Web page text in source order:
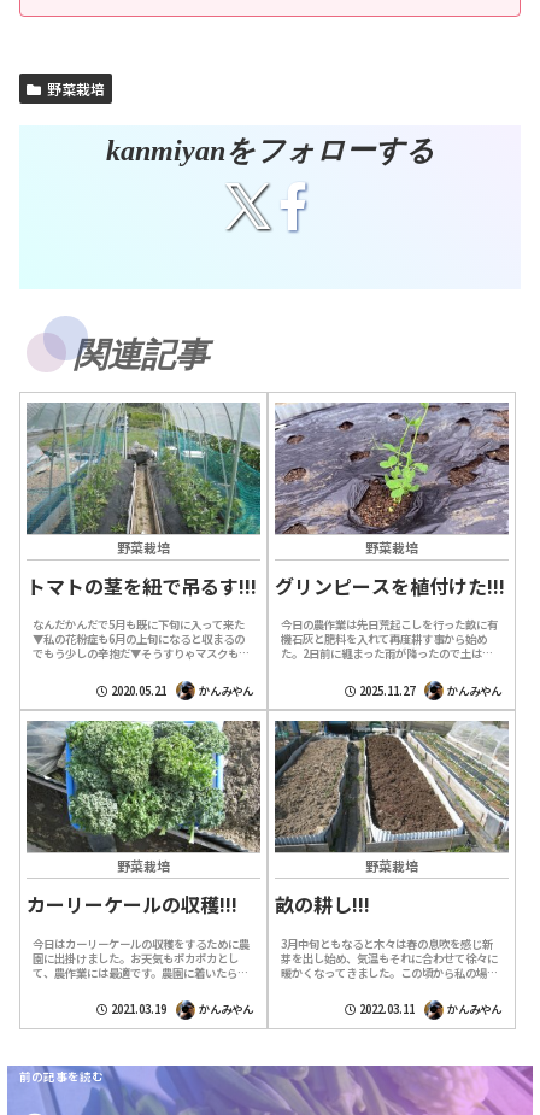
野菜栽培
kanmiyanをフォローする
関連記事
野菜栽培
トマトの茎を紐で吊るす!!!
なんだかんだで5月も既に下旬に入って来た
▼私の花粉症も6月の上旬になると収まるの
でもう少しの辛抱だ▼そうすりゃマスクも要
なる事から解放されて凄く楽になる▼夏に
2020.05.21 かんみやん
野菜栽培
グリンピースを植付けた!!!
今日の農作業は先日荒起こしを行った畝に有
機石灰と肥料を入れて再度耕す事から始め
た。2日前に纏まった雨が降ったので土は結
土を混ぜ合わせた。板を使って土を平らに均
2025.11.27 かんみやん
野菜栽培
カーリーケールの収穫!!!
今日はカーリーケールの収穫をするために農
園に出掛けました。お天気もポカポカとし
て、農作業には最適です。農園に着いたら水
農業用水が出ないので水道の有る交流館と区
2021.03.19 かんみやん
野菜栽培
畝の耕し!!!
3月中旬ともなると木々は春の息吹を感じ新
芽を出し始め、気温もそれに合わせて徐々に
暖かくなってきました。この頃から私の場合
ていませんが、鼻が詰まった感じと喉がゼ
2022.03.11 かんみやん